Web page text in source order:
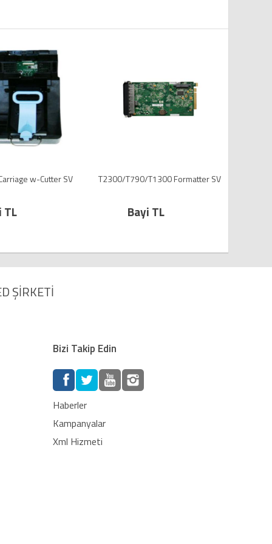
w-Cutter SV
TL
T2300/T790/T1300 Formatter SV
Bayi TL
ŞİRKETİ
Bizi Takip Edin
Haberler
Kampanyalar
Xml Hizmeti